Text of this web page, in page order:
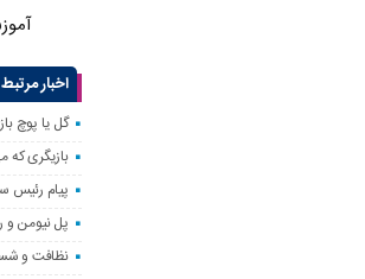
اخبار مرتبط
گل یا پوچ
بازیگری
پیام رئیس
پل نیومن و
نظافت و